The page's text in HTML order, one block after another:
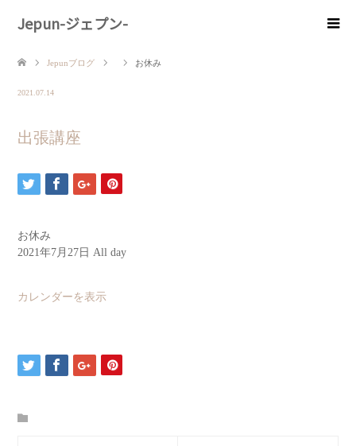
Jepun-ジェプン-
Jepunブログ お休み
2021.07.14
出張講座
お休み
2021年7月27日 All day
カレンダーを表示